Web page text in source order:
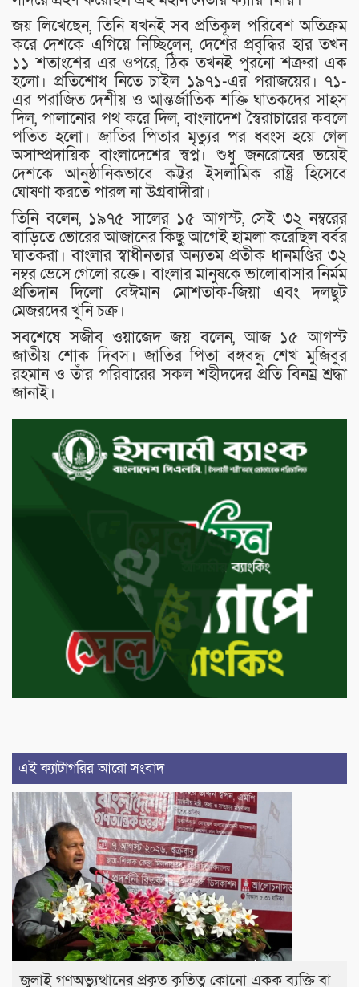
জয় লিখেছেন, তিনি যখনই সব প্রতিকূল পরিবেশ অতিক্রম
করে দেশকে এগিয়ে নিচ্ছিলেন, দেশের প্রবৃদ্ধির হার তখন
১১ শতাংশের এর ওপরে, ঠিক তখনই পুরনো শত্রুরা এক
হলো। প্রতিশোধ নিতে চাইল ১৯৭১-এর পরাজয়ের। ৭১-
এর পরাজিত দেশীয় ও আন্তর্জাতিক শক্তি ঘাতকদের সাহস
দিল, পালানোর পথ করে দিল, বাংলাদেশ স্বৈরাচারের কবলে
পতিত হলো। জাতির পিতার মৃত্যুর পর ধ্বংস হয়ে গেল
অসাম্প্রদায়িক বাংলাদেশের স্বপ্ন। শুধু জনরোষের ভয়েই
দেশকে আনুষ্ঠানিকভাবে কট্টর ইসলামিক রাষ্ট্র হিসেবে
ঘোষণা করতে পারল না উগ্রবাদীরা।
তিনি বলেন, ১৯৭৫ সালের ১৫ আগস্ট, সেই ৩২ নম্বরের
বাড়িতে ভোরের আজানের কিছু আগেই হামলা করেছিল বর্বর
ঘাতকরা। বাংলার স্বাধীনতার অন্যতম প্রতীক ধানমণ্ডির ৩২
নম্বর ভেসে গেলো রক্তে। বাংলার মানুষকে ভালোবাসার নির্মম
প্রতিদান দিলো বেঈমান মোশতাক-জিয়া এবং দলছুট
মেজরদের খুনি চক্র।
সবশেষে সজীব ওয়াজেদ জয় বলেন, আজ ১৫ আগস্ট
জাতীয় শোক দিবস। জাতির পিতা বঙ্গবন্ধু শেখ মুজিবুর
রহমান ও তাঁর পরিবারের সকল শহীদদের প্রতি বিনম্র শ্রদ্ধা
জানাই।
এই ক্যাটাগরির আরো সংবাদ
জুলাই গণঅভ্যুত্থানের প্রকৃত কৃতিত্ব কোনো একক ব্যক্তি বা